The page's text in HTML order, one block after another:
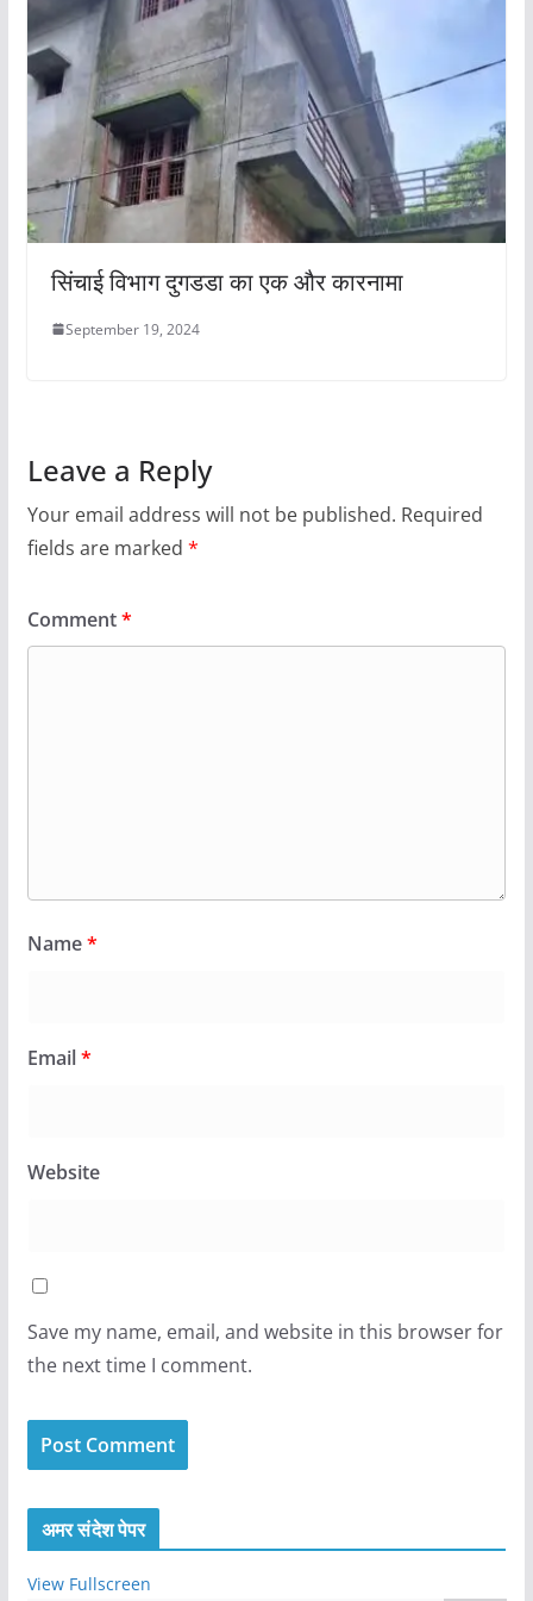
सिंचाई विभाग दुगडडा का एक और कारनामा
September 19, 2024
Leave a Reply
Your email address will not be published. Required
fields are marked *
Comment*
Name*
Email*
Website
Save my name, email, and website in this browser for
the next time I comment.
अमर संदेश पेपर
View Fullscreen